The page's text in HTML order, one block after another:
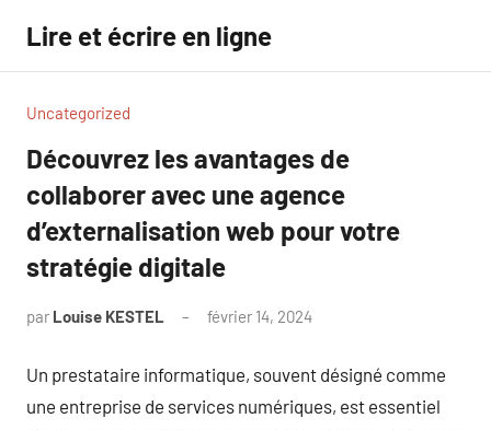
contenu
Lire et écrire en ligne
Uncategorized
Découvrez les avantages de
collaborer avec une agence
d’externalisation web pour votre
stratégie digitale
par Louise KESTEL février 14, 2024
Un prestataire informatique, souvent désigné comme
une entreprise de services numériques, est essentiel